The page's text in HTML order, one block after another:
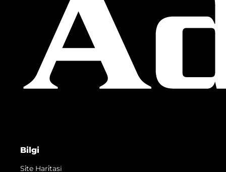
Bilgi
Si̇te Hari̇tasi